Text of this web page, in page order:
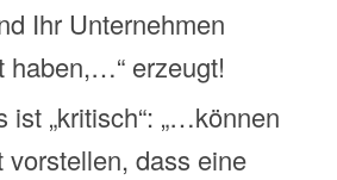
Ihr Unternehmen
haben,…“ erzeugt!
ist „kritisch“: „…können
vorstellen, dass eine